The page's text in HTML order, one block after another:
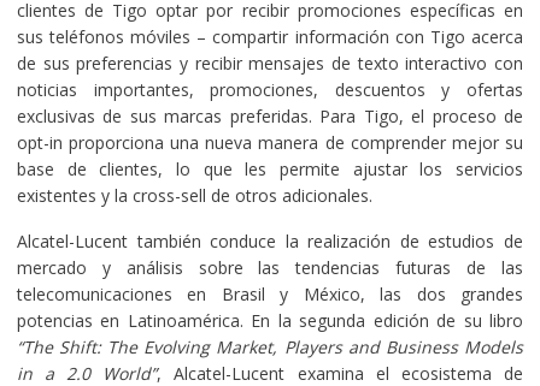
clientes de Tigo optar por recibir promociones específicas en
sus teléfonos móviles – compartir información con Tigo acerca
de sus preferencias y recibir mensajes de texto interactivo con
noticias importantes, promociones, descuentos y ofertas
exclusivas de sus marcas preferidas. Para Tigo, el proceso de
opt-in proporciona una nueva manera de comprender mejor su
base de clientes, lo que les permite ajustar los servicios
existentes y la cross-sell de otros adicionales.
Alcatel-Lucent también conduce la realización de estudios de
mercado y análisis sobre las tendencias futuras de las
telecomunicaciones en Brasil y México, las dos grandes
potencias en Latinoamérica. En la segunda edición de su libro
“The Shift: The Evolving Market, Players and Business Models
in a 2.0 World”, Alcatel-Lucent examina el ecosistema de